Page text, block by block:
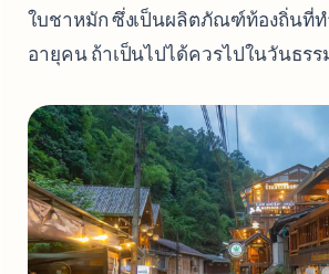
ใบชาหมัก ซึ่งเป็นผลิตภัณฑ์ท้องถิ่นที่
อายุคน ถ้าเป็นไปได้ควรไปในวันธรร